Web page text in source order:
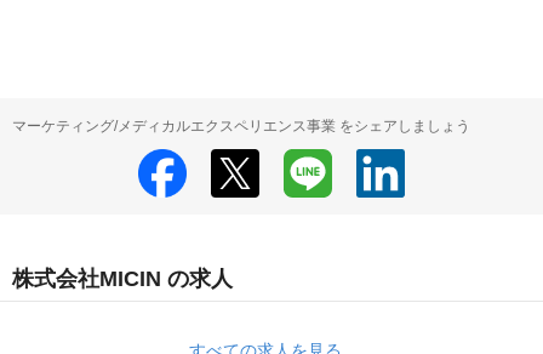
マーケティング/メディカルエクスペリエンス事業 をシェアしましょう
株式会社MICIN の求人